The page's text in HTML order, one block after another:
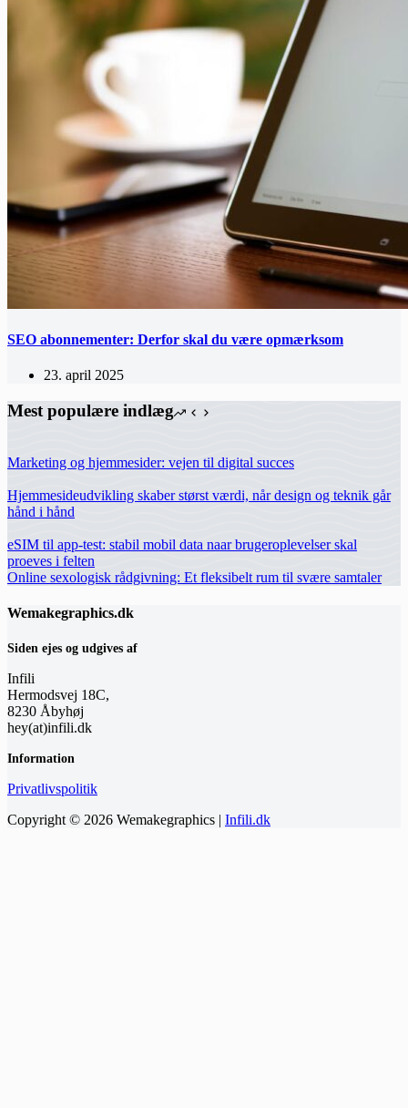
SEO abonnementer: Derfor skal du være opmærksom
23. april 2025
Mest populære indlæg
Marketing og hjemmesider: vejen til digital succes
Hjemmesideudvikling skaber størst værdi, når design og teknik går
hånd i hånd
eSIM til app-test: stabil mobil data naar brugeroplevelser skal
proeves i felten
Online sexologisk rådgivning: Et fleksibelt rum til svære samtaler
Wemakegraphics.dk
Siden ejes og udgives af
Infili
Hermodsvej 18C,
8230 Åbyhøj
hey(at)infili.dk
Information
Privatlivspolitik
Copyright © 2026 Wemakegraphics | Infili.dk